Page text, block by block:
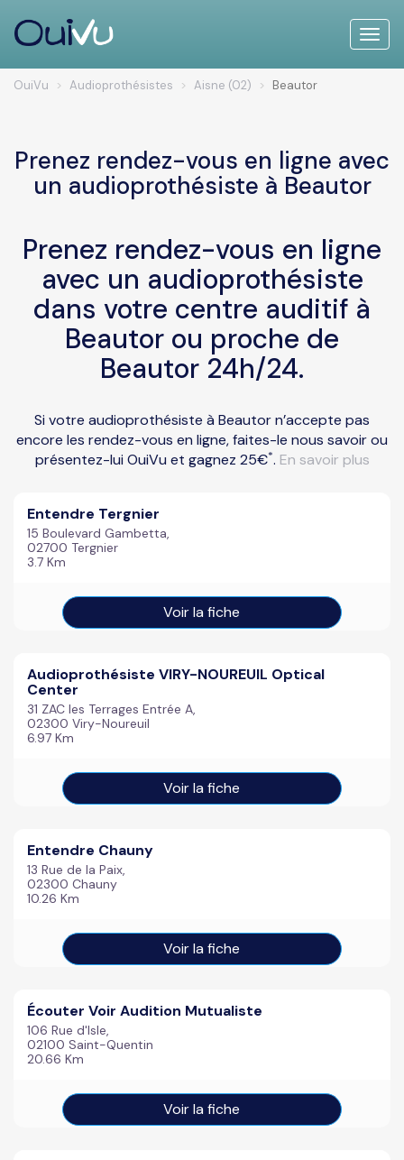
Toggle
OuiVu Audioprothésistes Aisne (02) Beautor
Prenez rendez-vous en ligne avec
un audioprothésiste à Beautor
Prenez rendez-vous en ligne
avec un audioprothésiste
dans votre centre auditif à
Beautor ou proche de
Beautor 24h/24.
Si votre audioprothésiste à Beautor n’accepte pas
encore les rendez-vous en ligne, faites-le nous savoir ou
présentez-lui OuiVu et gagnez 25€*. En savoir plus
Entendre Tergnier
15 Boulevard Gambetta,
02700 Tergnier
3.7 Km
Voir la fiche
Audioprothésiste VIRY-NOUREUIL Optical
Center
31 ZAC les Terrages Entrée A,
02300 Viry-Noureuil
6.97 Km
Voir la fiche
Entendre Chauny
13 Rue de la Paix,
02300 Chauny
10.26 Km
Voir la fiche
Écouter Voir Audition Mutualiste
106 Rue d'Isle,
02100 Saint-Quentin
20.66 Km
Voir la fiche